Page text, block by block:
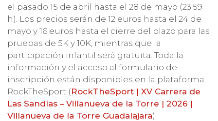
el pasado 15 de abril hasta el 28 de mayo (23:59
h). Los precios serán de 12 euros hasta el 24 de
mayo y 16 euros hasta el cierre del plazo para las
pruebas de 5K y 10K, mientras que la
participación infantil será gratuita. Toda la
información y el acceso al formulario de
inscripción están disponibles en la plataforma
RockTheSport (RockTheSport | XV Carrera de
Las Sandías – Villanueva de la Torre | 2026 |
Villanueva de la Torre Guadalajara).